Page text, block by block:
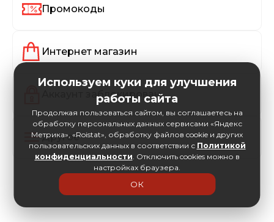
Промокоды
Интернет магазин
Аккаунт заблокирован
Другое
Используем куки для улучшения
работы сайта
Продолжая пользоваться сайтом, вы соглашаетесь на
обработку персональных данных сервисами «Яндекс
Метрика», «Roistat», обработку файлов cookie и других
пользовательских данных в соответствии с Политикой
конфиденциальности. Отключить cookies можно в
настройках браузера.
ОК